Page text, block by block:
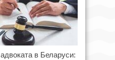
в Беларуси: